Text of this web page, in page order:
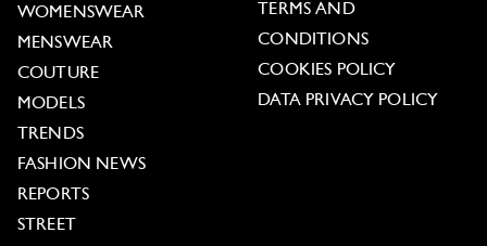
WOMENSWEAR
MENSWEAR
COUTURE
MODELS
TRENDS
FASHION NEWS
REPORTS
STREET
TERMS AND
CONDITIONS
COOKIES POLICY
DATA PRIVACY POLICY